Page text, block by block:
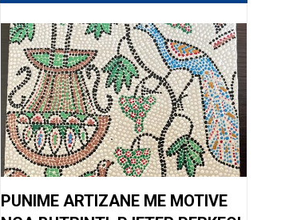
PUNIME ARTIZANE ME MOTIVE